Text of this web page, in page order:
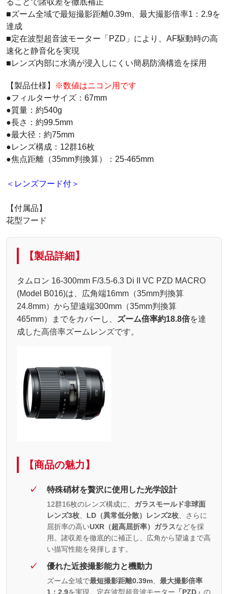
■ズーム全域で最短撮影距離0.39m、最大撮影倍率1：2.9を
達成
■定在波型超音波モーター「PZD」により、AF駆動時の高
速化と静音化を実現
■レンズ内部に水滴が浸入しにくい簡易防滴構造を採用
【製品仕様】
※数値はニコン用です
●フィルターサイズ：67mm
●質量：約540g
●長さ：約99.5mm
●最大径：約75mm
●レンズ構成：12群16枚
●焦点距離（35mm判換算）：25-465mm
＜レンズフード付＞
【付属品】
花型フード
【製品詳細】
タムロン 16-300mm F/3.5-6.3 Di II VC PZD MACRO
(Model B016)は、広角端16mm（35mm判換算
24.8mm）から望遠端300mm（35mm判換算
465mm）までをカバーし、
ズーム倍率約18.8倍を達
成した高倍率ズームレンズです。
【商品の魅力】
特殊硝材を贅沢に使用した光学設計
12群16枚のレンズ構成に、 ガラスモールド非球面
レンズ3枚
LD（異常低分散）レンズ2枚 、さらに
屈折率の高いUXR（超高屈折率）ガラスなどを採
用。諸収差を徹底的に補正し、広角から望遠まで高
い描写性能を発揮します。
優れた近接撮影能力と機動力
ズーム全域で最短撮影距離0.39m
最大撮影倍率
1：2.9を実現。定在波型超音波モーター 「PZD」 の